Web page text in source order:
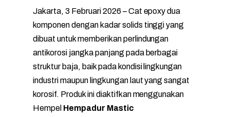
Jakarta, 3 Februari 2026 – Cat epoxy dua
komponen dengan kadar solids tinggi yang
dibuat untuk memberikan perlindungan
antikorosi jangka panjang pada berbagai
struktur baja, baik pada kondisi lingkungan
industri maupun lingkungan laut yang sangat
korosif. Produk ini diaktifkan menggunakan
Hempel Hempadur Mastic